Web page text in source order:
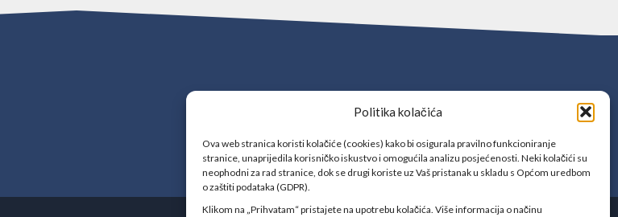
Politika kolačića
Ova web stranica koristi kolačiće (cookies) kako bi osigurala pravilno funkcioniranje
stranice, unaprijedila korisničko iskustvo i omogućila analizu posjećenosti. Neki kolačići su
neophodni za rad stranice, dok se drugi koriste uz Vaš pristanak u skladu s Općom uredbom
o zaštiti podataka (GDPR).
Klikom na „Prihvatam“ pristajete na upotrebu kolačića. Više informacija o načinu